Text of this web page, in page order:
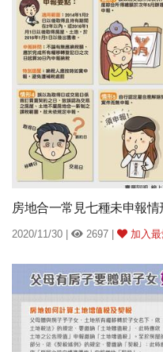
房地合一常見七種未申報情
2020/11/30 | 2697 | 加入